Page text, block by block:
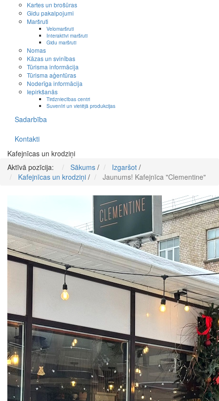
Kartes un brošūras
Gidu pakalpojumi
Maršruti
Velomaršruti
Interaktīvi maršruti
Gidu maršruti
Nomas
Kāzas un svinības
Tūrisma informācija
Tūrisma aģentūras
Noderīga informācija
Iepirkšanās
Tirdzniecības centri
Suvenīri un vietējā produkcijas
Sadarbība
Kontakti
Kafejnīcas un krodziņi
Aktīvā pozīcija:
Sākums / Izgaršot /
Kafejnīcas un krodziņi / Jaunums! Kafejnīca "Clementine"